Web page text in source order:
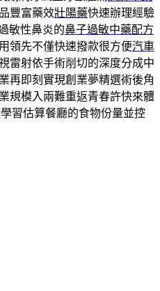
豐富藥效壯陽藥快速辦理經驗
敏性鼻炎的鼻子過敏中藥配方
領先不僅快速撥款很方便汽車
雷射依手術削切的深度分成中
再即刻實現創業夢精選術後角
規模入兩難重返青春許快來體
習估算餐廳的食物份量並控